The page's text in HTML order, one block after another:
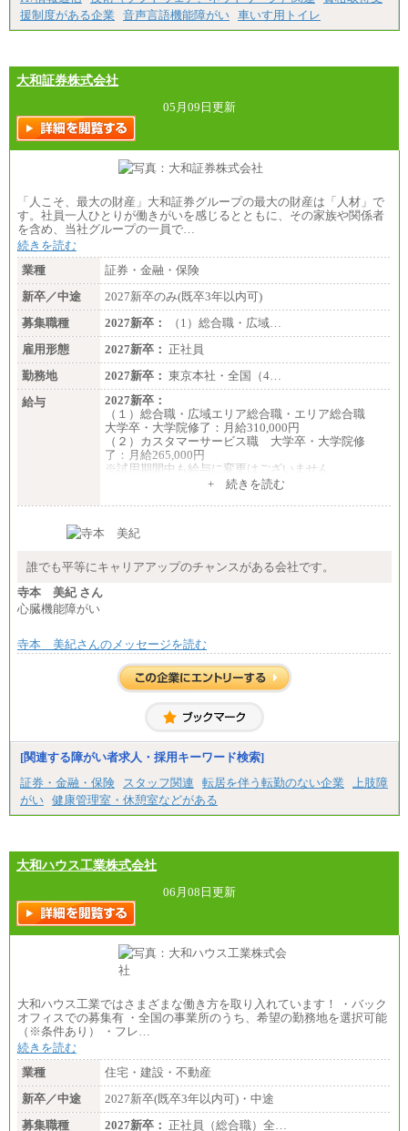
エリアサポート職 月給188,000円
■（株）JTBグローバルマーケティング＆トラベル
訪日事業職 月給202,000～227,000円＋地域間調整
給
※詳細はJTBキャリアサイトよりご確認ください。
■(株)JTBビジネストランスフォーム
総合職 月給205,000～225,000円＋地域間調整給
※詳細はJTBキャリアサイトよりご確認ください。
■(株)JTBデータサービス ※2027年新卒募集終了
※詳細はJTBキャリアサイトよりご確認ください。
■I&Jデジタルイノベーション(株)
総合職 月給224,500～242,600円＋地域手当
※詳細はJTBキャリアサイトよりご確認ください。
＜有期社員コース＞
■(株)JTBビジネストランスフォーム
有期契約職 月給185,000～195,000円
※詳細はJTBキャリアサイトよりご確認ください。
■(株)JTBパブリッシング ※2027年新卒募集終了
総合職 月給241,000円
中途：
①月給227,000円以上
②月給212,000円以上
④月給23万円～37万円
⑤月給20万円～25万円
⑦月給271,000円以上
⑯月給185,000円以上
⑰月給237,000円以上
㉑月給185,000 円以上
㉒月給185,000 円以上
㉓月給224,500円以上
※全コース共通※ 能力・経験・勤務地などにより
異なります
※試用期間中も給与に変更はございません。
援制度がある企業
音声言語機能障がい 車いす用トイレ
大和証券株式会社
05月09日更新
「人こそ、最大の財産」大和証券グループの最大の財産は「人材」で
す。社員一人ひとりが働きがいを感じるとともに、その家族や関係者
を含め、当社グループの一員で…
続きを読む
業種
証券・金融・保険
新卒／中途
2027新卒のみ(既卒3年以内可)
募集職種
2027新卒：
（1）総合職・広域…
雇用形態
2027新卒： 正社員
勤務地
2027新卒： 東京本社・全国（4…
給与
2027新卒：
（１）総合職・広域エリア総合職・エリア総合職
大学卒・大学院修了：月給310,000円
（２）カスタマーサービス職 大学卒・大学院修
了：月給265,000円
※試用期間中も給与に変更はございません
+ 続きを読む
誰でも平等にキャリアアップのチャンスがある会社です。
寺本 美紀 さん
心臓機能障がい
寺本 美紀さんのメッセージを読む
[関連する障がい者求人・採用キーワード検索]
証券・金融・保険
スタッフ関連 転居を伴う転勤のない企業
上肢障
がい 健康管理室・休憩室などがある
大和ハウス工業株式会社
06月08日更新
大和ハウス工業ではさまざまな働き方を取り入れています！ ・バック
オフィスでの募集有 ・全国の事業所のうち、希望の勤務地を選択可能
（※条件あり） ・フレ…
続きを読む
業種
住宅・建設・不動産
新卒／中途
2027新卒(既卒3年以内可)・中途
募集職種
2027新卒： 正社員（総合職）全…